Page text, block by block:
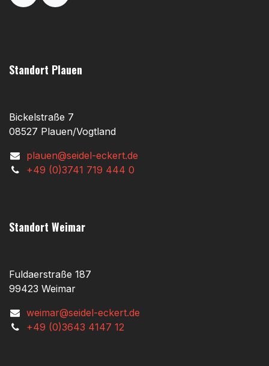
Standort Plauen
Bickelstraße 7
08527 Plauen/Vogtland
plauen@seidel-eckert.de
+49 (0)3741 719 444 0
Standort Weimar
Fuldaerstraße 187
99423 Weimar
weimar@seidel-eckert.de
+49 (0)3643 4147 12